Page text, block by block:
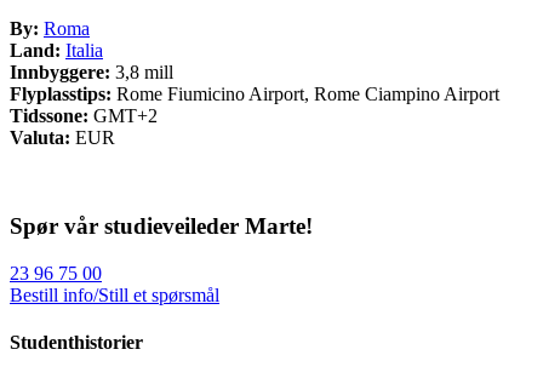
By: Roma
Land: Italia
Innbyggere: 3,8 mill
Flyplasstips: Rome Fiumicino Airport, Rome Ciampino Airport
Tidssone: GMT+2
Valuta: EUR
Spør vår studieveileder Marte!
23 96 75 00
Bestill info/Still et spørsmål
Studenthistorier